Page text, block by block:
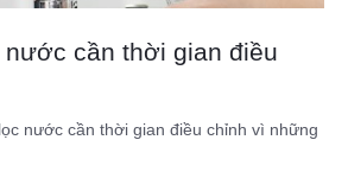
nước cần thời gian điều
nước cần thời gian điều chỉnh vì những